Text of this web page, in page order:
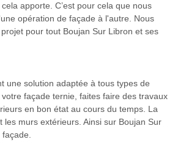
apporte. C’est pour cela que nous
opération de façade à l'autre. Nous
pour tout Boujan Sur Libron et ses
une solution adaptée à tous types de
façade ternie, faites faire des travaux
en bon état au cours du temps. La
murs extérieurs. Ainsi sur Boujan Sur